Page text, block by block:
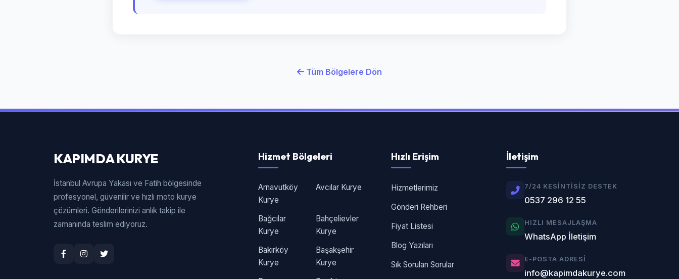
Tüm Bölgelere Dön
KAPIMDA KURYE
İstanbul Avrupa Yakası ve Fatih bölgesinde
profesyonel, güvenilir ve hızlı moto kurye
çözümleri. Gönderilerinizi anlık takip ile
zamanında teslim ediyoruz.
Hizmet Bölgeleri
Arnavutköy
Kurye
Avcılar Kurye
Bağcılar
Kurye
Bahçelievler
Kurye
Bakırköy
Kurye
Başakşehir
Kurye
Hızlı Erişim
Hizmetlerimiz
Gönderi Rehberi
Fiyat Listesi
Blog Yazıları
Sık Sorulan Sorular
İletişim
7/24 KESINTISIZ DESTEK
0537 296 12 55
HIZLI MESAJLAŞMA
WhatsApp İletişim
E-POSTA ADRESI
info@kapimdakurye.com